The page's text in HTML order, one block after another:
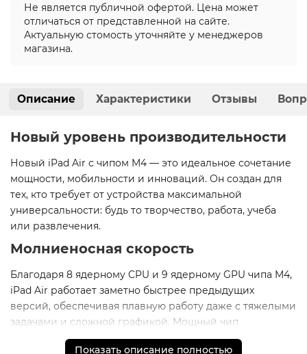
Не является публичной офертой. Цена может
отличаться от представленной на сайте.
Актуальную стомость уточняйте у менеджеров
магазина.
Описание Характеристики Отзывы
Новый уровень производительности
Новый iPad Air с чипом M4 — это идеальное сочетание
мощности, мобильности и инноваций. Он создан для
тех, кто требует от устройства максимальной
универсальности: будь то творчество, работа, учеба
или развлечения.
Молниеносная скорость
Благодаря 8 ядерному CPU и 9 ядерному GPU чипа M4,
iPad Air работает заметно быстрее предыдущих
версий, обеспечивая плавную работу даже с тяжелыми
задачами и сложной графикой. Мощный чип
раскрывает новые горизонты для творчества
Показать описание полностью